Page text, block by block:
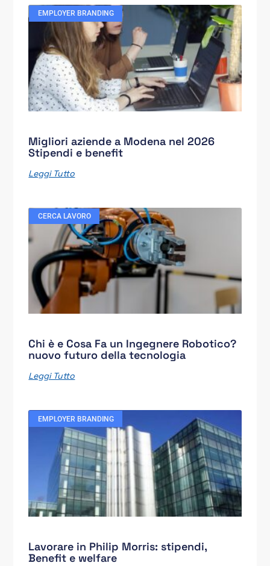
EMPLOYER BRANDING
Migliori aziende a Modena nel 2026
Stipendi e benefit
Leggi Tutto
CERCA LAVORO
Chi è e Cosa Fa un Ingegnere Robotico?
nuovo futuro della tecnologia
Leggi Tutto
EMPLOYER BRANDING
Lavorare in Philip Morris: stipendi,
Benefit e welfare